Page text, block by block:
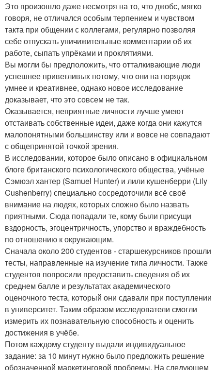
Это произошло даже несмотря на то, что джобс, мягко
говоря, не отличался особым терпением и чувством
такта при общении с коллегами, регулярно позволяя
себе отпускать уничижительные комментарии об их
работе, сыпать упрёками и проклятиями.
Вы могли бы предположить, что отталкивающие люди
успешнее приветливых потому, что они на порядок
умнее и креативнее, однако новое исследование
доказывает, что это совсем не так.
Оказывается, неприятные личности лучше умеют
отстаивать собственные идеи, даже когда они кажутся
малопонятными большинству или и вовсе не совпадают
с общепринятой точкой зрения.
В исследовании, которое было описано в официальном
блоге британского психологического общества, учёные
Сэмюэл хантер (Samuel Hunter) и лили кушенберри (Lily
Cushenberry) специально сосредоточили всё своё
внимание на людях, которых сложно было назвать
приятными. Сюда попадали те, кому были присущи
вздорность, эгоцентричность, упорство и враждебность
по отношению к окружающим.
Сначала около 200 студентов - старшекурсников прошли
тесты, направленные на изучение типа личности. Также
студентов попросили предоставить сведения об их
среднем балле и результатах академического
оценочного теста, который они сдавали при поступлении
в университет. Таким образом исследователи смогли
измерить их познавательную способность и оценить
достижения в учёбе.
Потом каждому студенту выдали индивидуальное
задание: за 10 минут нужно было предложить решение
обозначенной маркетинговой проблемы. На следующем